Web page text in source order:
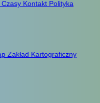
Czasy Kontakt Polityka